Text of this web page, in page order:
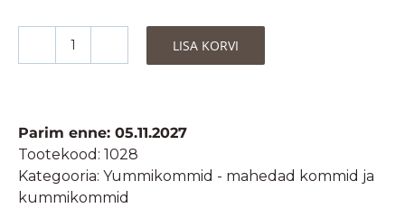
Puuviljasnäkid-
50g
kogus
LISA KORVI
Parim enne: 05.11.2027
Tootekood: 1028
Kategooria: Yummikommid - mahedad kommid ja
kummikommid